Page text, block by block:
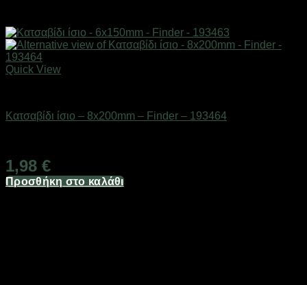
Quick View
Κατσαβίδι ίσιο – 8x200mm – Finder – 193464
1,98 €
Προσθήκη στο καλάθι